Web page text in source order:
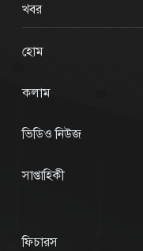
খবর
হোম
কলাম
ভিডিও নিউজ
সাপ্তাহিকী
ফিচারস